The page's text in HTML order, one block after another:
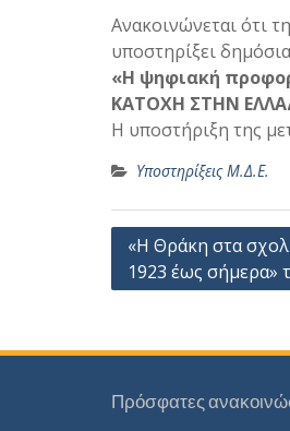
Ανακοινώνεται ότι τη
υποστηρίξει
«Η ψηφιακή
ΚΑΤΟΧΗ ΣΤΗΝ
Η υποστήριξη της
Υποστηρίξεις Μ.Δ.Ε.
Πλοήγηση
άρθρων
«Η Θράκη στα
1923 έως σήμερα»
Πρόσφατες